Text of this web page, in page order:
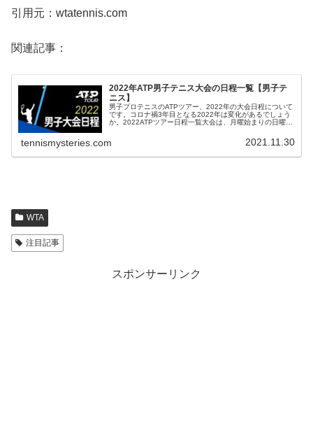
引用元：wtatennis.com
関連記事：
2022年ATP男子テニス大会の日程一覧【男子テ
ニス】
男子プロテニスのATPツアー、2022年の大会日程について
です。コロナ禍3年目となる2022年は変化があるでしょう
か。2022ATPツアー日程一覧大会は、月曜始まりの日曜終
tennismysteries.com 2021.11.30
WTA
注目記事
スポンサーリンク